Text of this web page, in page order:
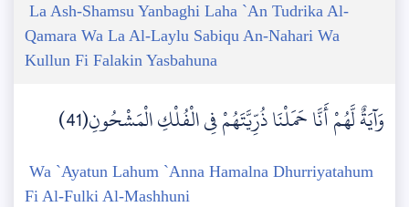
La Ash-Shamsu Yanbaghi Laha `An Tudrika Al-
Qamara Wa La Al-Laylu Sabiqu An-Nahari Wa
Kullun Fi Falakin Yasbahuna
وَآيَةٌ لَّهُمْ أَنَّا حَمَلْنَا ذُرِّيَّتَهُمْ فِي الْفُلْكِ الْمَشْحُونِ(41)
Wa `Ayatun Lahum `Anna Hamalna Dhurriyatahum
Fi Al-Fulki Al-Mashhuni